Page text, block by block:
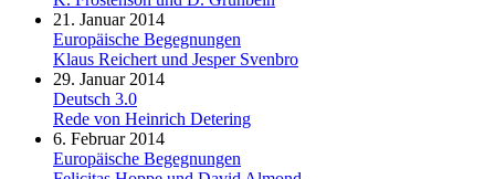
21. Januar 2014
Europäische Begegnungen
Klaus Reichert und Jesper Svenbro
29. Januar 2014
Deutsch 3.0
Rede von Heinrich Detering
6. Februar 2014
Europäische Begegnungen